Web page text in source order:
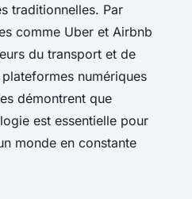
traditionnelles. Par
comme Uber et Airbnb
du transport et de
numériques
démontrent que
est essentielle pour
monde en constante